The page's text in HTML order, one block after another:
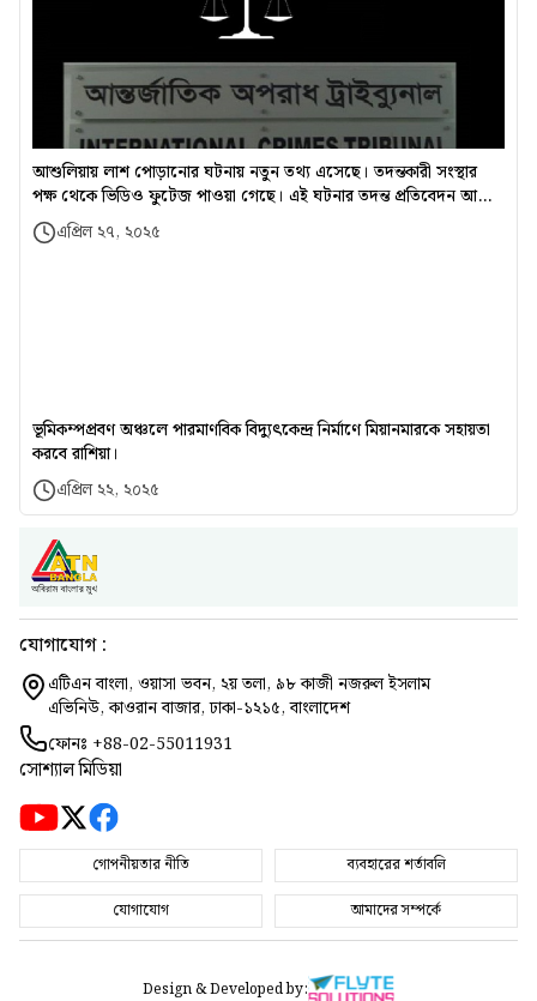
আশুলিয়ায় লাশ পোড়ানোর ঘটনায় নতুন তথ্য এসেছে। তদন্তকারী সংস্থার
পক্ষ থেকে ভিডিও ফুটেজ পাওয়া গেছে। এই ঘটনার তদন্ত প্রতিবেদন আগামী
২৫ মে জমা দেওয়া হবে।
এপ্রিল ২৭, ২০২৫
ভূমিকম্পপ্রবণ অঞ্চলে পারমাণবিক বিদ্যুৎকেন্দ্র নির্মাণে মিয়ানমারকে সহায়তা
করবে রাশিয়া।
এপ্রিল ২২, ২০২৫
যোগাযোগ :
এটিএন বাংলা, ওয়াসা ভবন, ২য় তলা, ৯৮ কাজী নজরুল ইসলাম
এভিনিউ, কাওরান বাজার, ঢাকা-১২১৫, বাংলাদেশ
ফোনঃ +88-02-55011931
সোশ্যাল মিডিয়া
গোপনীয়তার নীতি
ব্যবহারের শর্তাবলি
যোগাযোগ
আমাদের সম্পর্কে
Design & Developed by: